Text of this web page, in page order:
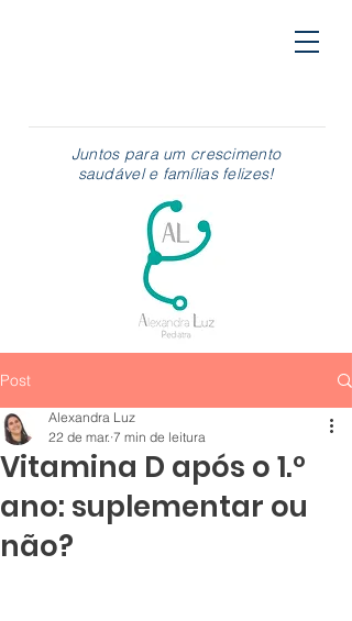
Juntos para um crescimento
saudável e famílias felizes!
Post
Vitamina D após o 1.º
ano: suplementar ou
não?
Alexandra Luz
22 de mar. 7 min de leitura